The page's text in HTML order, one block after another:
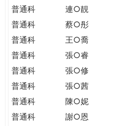
普通科
連○靚
普通科
蔡○彤
普通科
王○喬
普通科
張○睿
普通科
張○修
普通科
張○茜
普通科
陳○妮
普通科
謝○恩